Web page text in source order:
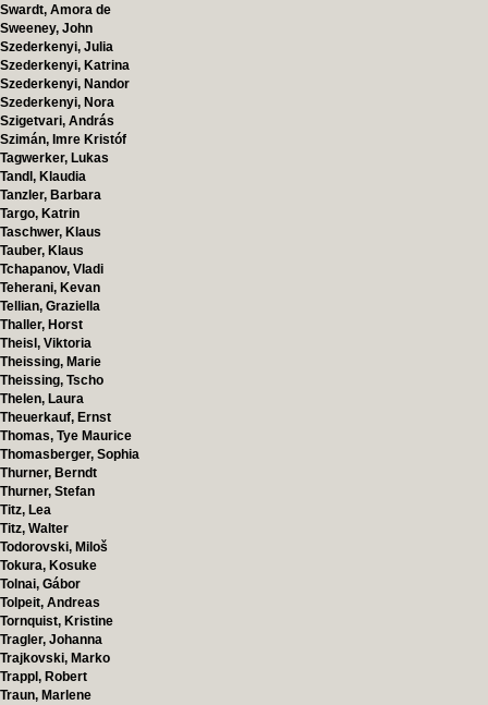
Swardt, Amora de
Sweeney, John
Szederkenyi, Julia
Szederkenyi, Katrina
Szederkenyi, Nandor
Szederkenyi, Nora
Szigetvari, András
Szimán, Imre Kristóf
Tagwerker, Lukas
Tandl, Klaudia
Tanzler, Barbara
Targo, Katrin
Taschwer, Klaus
Tauber, Klaus
Tchapanov, Vladi
Teherani, Kevan
Tellian, Graziella
Thaller, Horst
Theisl, Viktoria
Theissing, Marie
Theissing, Tscho
Thelen, Laura
Theuerkauf, Ernst
Thomas, Tye Maurice
Thomasberger, Sophia
Thurner, Berndt
Thurner, Stefan
Titz, Lea
Titz, Walter
Todorovski, Miloš
Tokura, Kosuke
Tolnai, Gábor
Tolpeit, Andreas
Tornquist, Kristine
Tragler, Johanna
Trajkovski, Marko
Trappl, Robert
Traun, Marlene